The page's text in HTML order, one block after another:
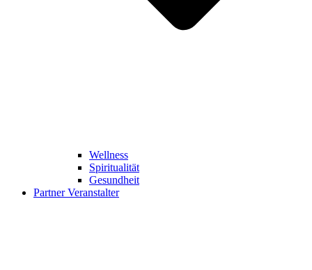
Wellness
Spiritualität
Gesundheit
Partner Veranstalter